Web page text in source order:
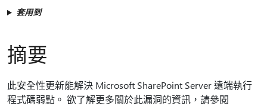
套用到
摘要
此安全性更新能解決 Microsoft SharePoint Server 遠端執行
程式碼弱點。 欲了解更多關於此漏洞的資訊，請參閱